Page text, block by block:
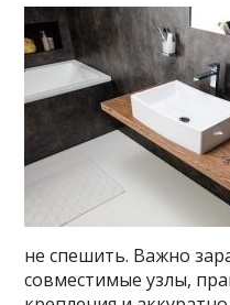
не спешить. Важно
совместимые узлы,